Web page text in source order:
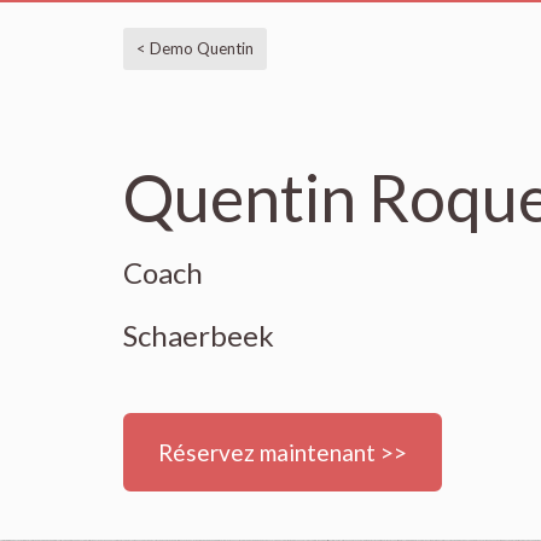
< Demo Quentin
Quentin
Coach
Schaerbeek
Réservez maintenant >>